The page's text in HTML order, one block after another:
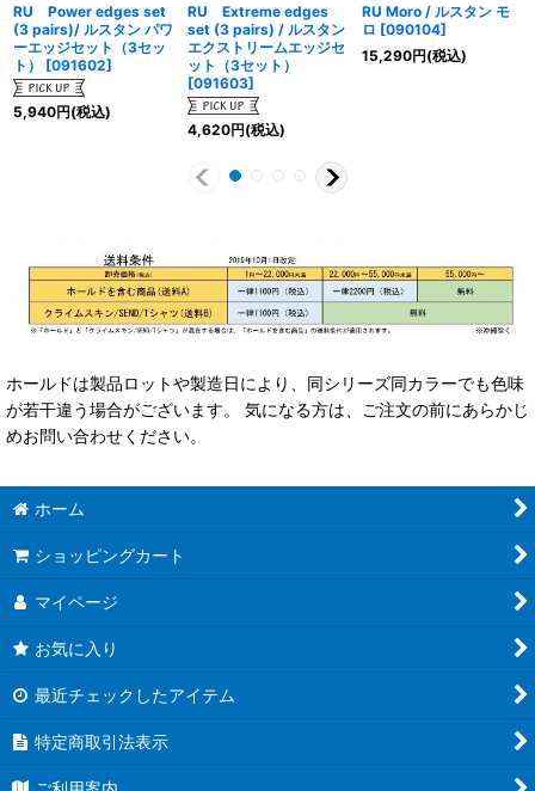
RU Power edges set
(3 pairs)/ ルスタン パワ
ーエッジセット（3セッ
ト）
[091602]
5,940円(税込)
RU Extreme edges
set (3 pairs) / ルスタン
エクストリームエッジセ
ット（3セット）
[091603]
4,620円(税込)
RU Moro / ルスタン モ
ロ [090104]
15,290円(税込)
ホールドは製品ロットや製造日により、同シリーズ同カラーでも色味
が若干違う場合がございます。 気になる方は、ご注文の前にあらかじ
めお問い合わせください。
ホーム
ショッピングカート
マイページ
お気に入り
最近チェックしたアイテム
特定商取引法表示